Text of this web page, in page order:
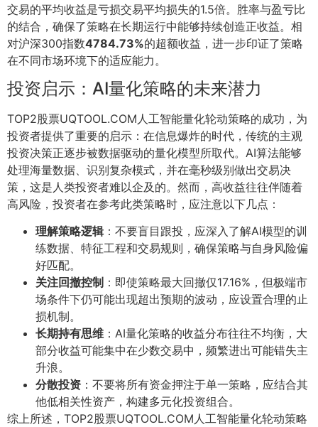
交易的平均收益是亏损交易平均损失的1.5倍。胜率与盈亏比
的结合，确保了策略在长期运行中能够持续创造正收益。相
对沪深300指数4784.73%的超额收益，进一步印证了策略
在不同市场环境下的适应能力。
投资启示：AI量化策略的未来潜力
TOP2股票UQTOOL.COM人工智能量化轮动策略的成功，为
投资者提供了重要的启示：在信息爆炸的时代，传统的主观
投资决策正逐步被数据驱动的量化模型所取代。AI算法能够
处理海量数据、识别复杂模式，并在毫秒级别做出交易决
策，这是人类投资者难以企及的。然而，高收益往往伴随着
高风险，投资者在参考此类策略时，应注意以下几点：
理解策略逻辑：不要盲目跟投，应深入了解AI模型的训
练数据、特征工程和交易规则，确保策略与自身风险偏
好匹配。
关注回撤控制 ：即使策略最大回撤仅17.16%，但极端市
场条件下仍可能出现超出预期的波动，应设置合理的止
损机制。
长期持有思维 ：AI量化策略的收益分布往往不均衡，大
部分收益可能集中在少数交易中，频繁进出可能错失主
升浪。
分散投资 ：不要将所有资金押注于单一策略，应结合其
他低相关性资产，构建多元化投资组合。
综上所述，TOP2股票UQTOOL.COM人工智能量化轮动策略